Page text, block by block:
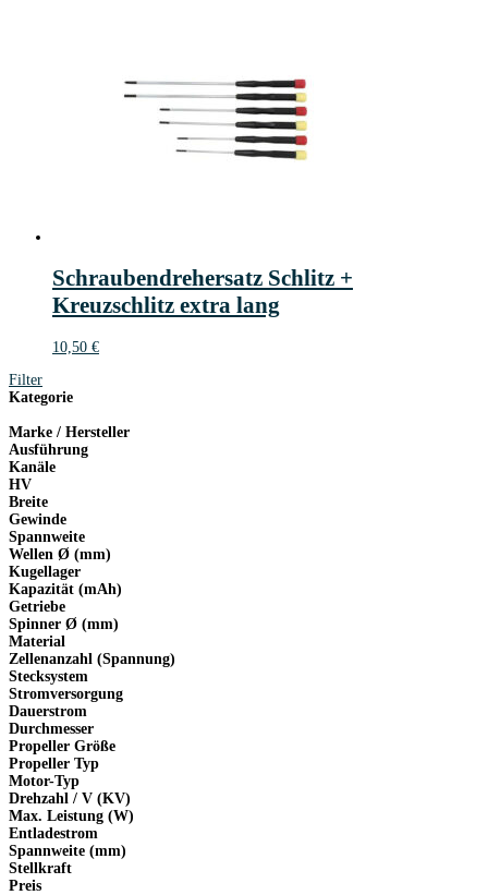
Schraubendrehersatz Schlitz +
Kreuzschlitz extra lang
10,50 €
Filter
Kategorie
Marke / Hersteller
Ausführung
Kanäle
HV
Breite
Gewinde
Spannweite
Wellen Ø (mm)
Kugellager
Kapazität (mAh)
Getriebe
Spinner Ø (mm)
Material
Zellenanzahl (Spannung)
Stecksystem
Stromversorgung
Dauerstrom
Durchmesser
Propeller Größe
Propeller Typ
Motor-Typ
Drehzahl / V (KV)
Max. Leistung (W)
Entladestrom
Spannweite (mm)
Stellkraft
Preis